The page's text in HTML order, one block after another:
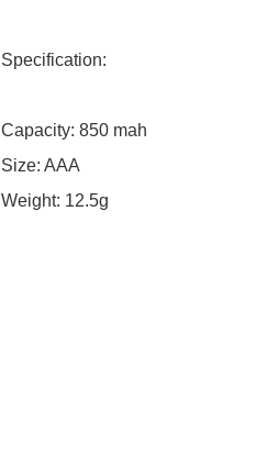
Specification:
Capacity: 850 mah
Size: AAA